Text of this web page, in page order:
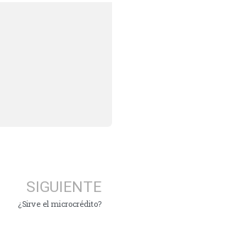
SIGUIENTE
¿Sirve el microcrédito?